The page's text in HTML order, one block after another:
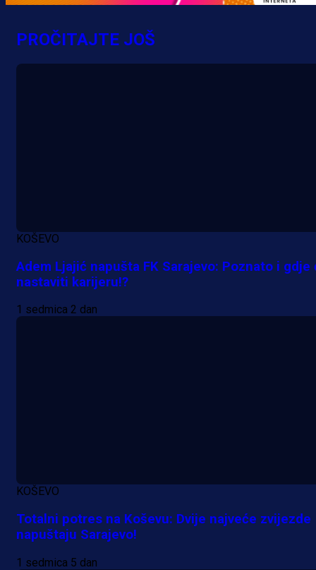
MrBit: Isprati kvalifikacije za
evropska takmičenja i preuzmi
bonus dobrodošlice!
PROČITAJTE JOŠ
KOŠEVO
Adem Ljajić napušta FK Sarajevo: Poznato i gdje
nastaviti karijeru!?
1 sedmica 2 dan
KOŠEVO
Totalni potres na Koševu: Dvije najveće zvijezde
napuštaju Sarajevo!
1 sedmica 5 dan